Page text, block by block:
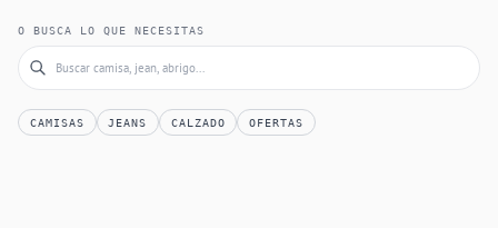
O BUSCA LO QUE NECESITAS
CAMISAS JEANS CALZADO OFERTAS